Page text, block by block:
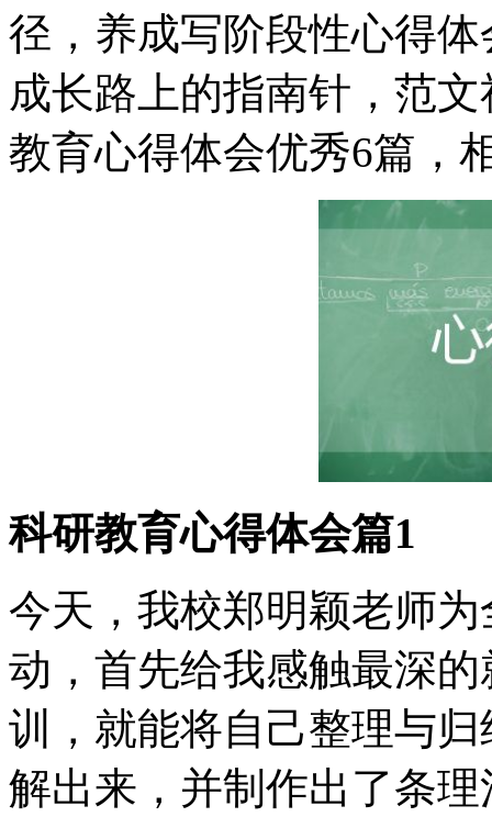
径，养成写阶段性心得
成长路上的指南针，范
教育心得体会优秀6篇，
科研教育心得体会篇1
今天，我校郑明颖老师
动，首先给我感触最深
训，就能将自己整理与
解出来，并制作出了条